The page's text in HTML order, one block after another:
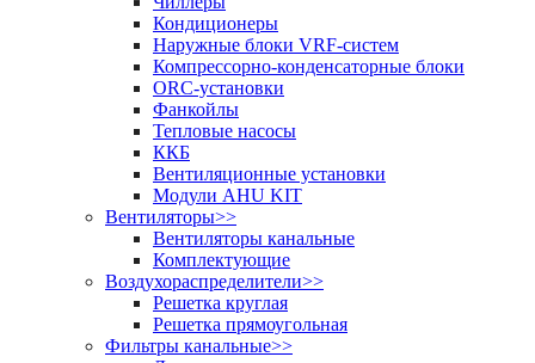
Кондиционеры
Наружные блоки VRF-систем
Компрессорно-конденсаторные блоки
ORC-установки
Фанкойлы
Тепловые насосы
ККБ
Вентиляционные установки
Модули AHU KIT
Вентиляторы>>
Вентиляторы канальные
Комплектующие
Воздухораспределители>>
Решетка круглая
Решетка прямоугольная
Фильтры канальные>>